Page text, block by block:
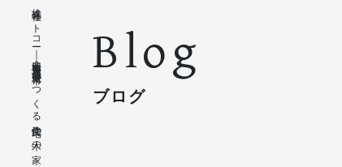
株式会社イトコー｜豊橋市・豊川市・蒲郡市・新城市でつくる注文住宅の木の家 Blog
ブログ